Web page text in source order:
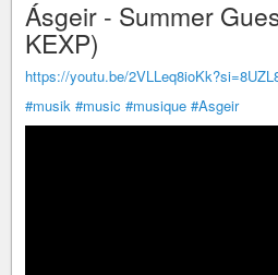
Ásgeir - Summer
KEXP)
https://youtu.be/
#musik #music #musique #Asgeir